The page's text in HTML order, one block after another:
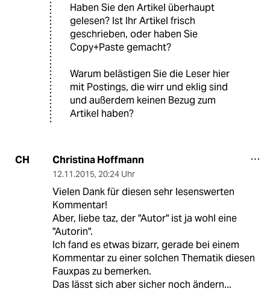
Haben Sie den Artikel überhaupt
gelesen? Ist Ihr Artikel frisch
geschrieben, oder haben Sie
Copy+Paste gemacht?
Warum belästigen Sie die Leser hier
mit Postings, die wirr und eklig sind
und außerdem keinen Bezug zum
Artikel haben?
CH Christina Hoffmann
12.11.2015, 20:24 Uhr
Vielen Dank für diesen sehr lesenswerten
Kommentar!
Aber, liebe taz, der "Autor" ist ja wohl eine
"Autorin".
Ich fand es etwas bizarr, gerade bei einem
Kommentar zu einer solchen Thematik diesen
Fauxpas zu bemerken.
Das lässt sich aber sicher noch ändern...